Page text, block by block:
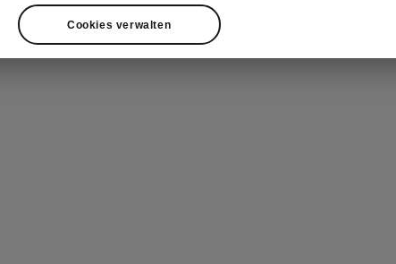
Die Vorteile der Škoda Anschlussgarantie
Cookies verwalten